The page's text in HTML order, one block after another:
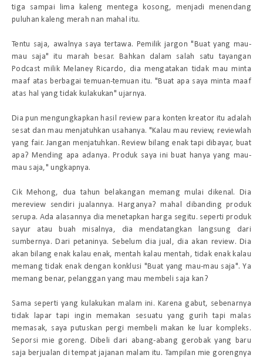
tiga sampai lima kaleng mentega kosong, menjadi menendang
puluhan kaleng merah nan mahal itu.
Tentu saja, awalnya saya tertawa. Pemilik jargon "Buat yang mau-
mau saja" itu marah besar. Bahkan dalam salah satu tayangan
Podcast milik Melaney Ricardo, dia mengatakan tidak mau minta
maaf atas berbagai temuan-temuan itu. "Buat apa saya minta maaf
atas hal yang tidak kulakukan" ujarnya.
Dia pun mengungkapkan hasil review para konten kreator itu adalah
sesat dan mau menjatuhkan usahanya. "Kalau mau review,reviewlah
yang fair. Jangan menjatuhkan.Review bilang enak tapi dibayar, buat
apa? Mending apa adanya. Produk saya ini buat hanya yang mau-
mau saja," ungkapnya.
Cik Mehong, dua tahun belakangan memang mulai dikenal. Dia
mereview sendiri jualannya. Harganya? mahal dibanding produk
serupa. Ada alasannya dia menetapkan harga segitu. seperti produk
sayur atau buah misalnya, dia mendatangkan langsung dari
sumbernya. Dari petaninya. Sebelum dia jual, dia akan review. Dia
akan bilang enak kalau enak, mentah kalau mentah, tidak enak kalau
memang tidak enak dengan konklusi "Buat yang mau-mau saja". Ya
memang benar, pelanggan yang mau membeli saja kan?
Sama seperti yang kulakukan malam ini. Karena gabut, sebenarnya
tidak lapar tapi ingin memakan sesuatu yang gurih tapi malas
memasak, saya putuskan pergi membeli makan ke luar kompleks.
Seporsi mie goreng. Dibeli dari abang-abang gerobak yang baru
saja berjualan di tempat jajanan malam itu. Tampilan mie gorengnya